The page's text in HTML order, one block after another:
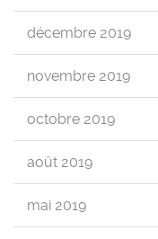
décembre 2019
novembre 2019
octobre 2019
août 2019
mai 2019